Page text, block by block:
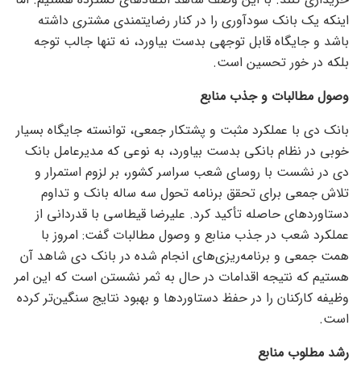
اینکه یک بانک سودآوری را در کنار رضایتمندی مشتری داشته
باشد و جایگاه قابل توجهی بدست بیاورد، نه تنها جالب توجه
بلکه در خور تحسین است.
وصول مطالبات و جذب منابع
بانک دی با عملکرد مثبت و پشتکار جمعی، توانسته جایگاه بسیار
خوبی در نظام بانکی بدست بیاورد، به نوعی که مدیرعامل بانک
دی در نشست با روسای شعب سراسر کشور، بر لزوم استمرار و
تلاش جمعی برای تحقق برنامه تحول سه ساله بانک و تداوم
دستاورد‌های حاصله تأکید کرد. علیرضا قیطاسی با قدردانی از
عملکرد شعب در جذب منابع و وصول مطالبات گفت: امروز با
همت جمعی و برنامه‌ریزی‌های انجام شده در بانک دی شاهد آن
هستیم که نتیجه اقدامات در حال به ثمر نشستن است که این امر
وظیفه کارکنان را در حفظ دستاورد‌ها و بهبود نتایج سنگین‌تر کرده
است.
رشد مطلوب منابع